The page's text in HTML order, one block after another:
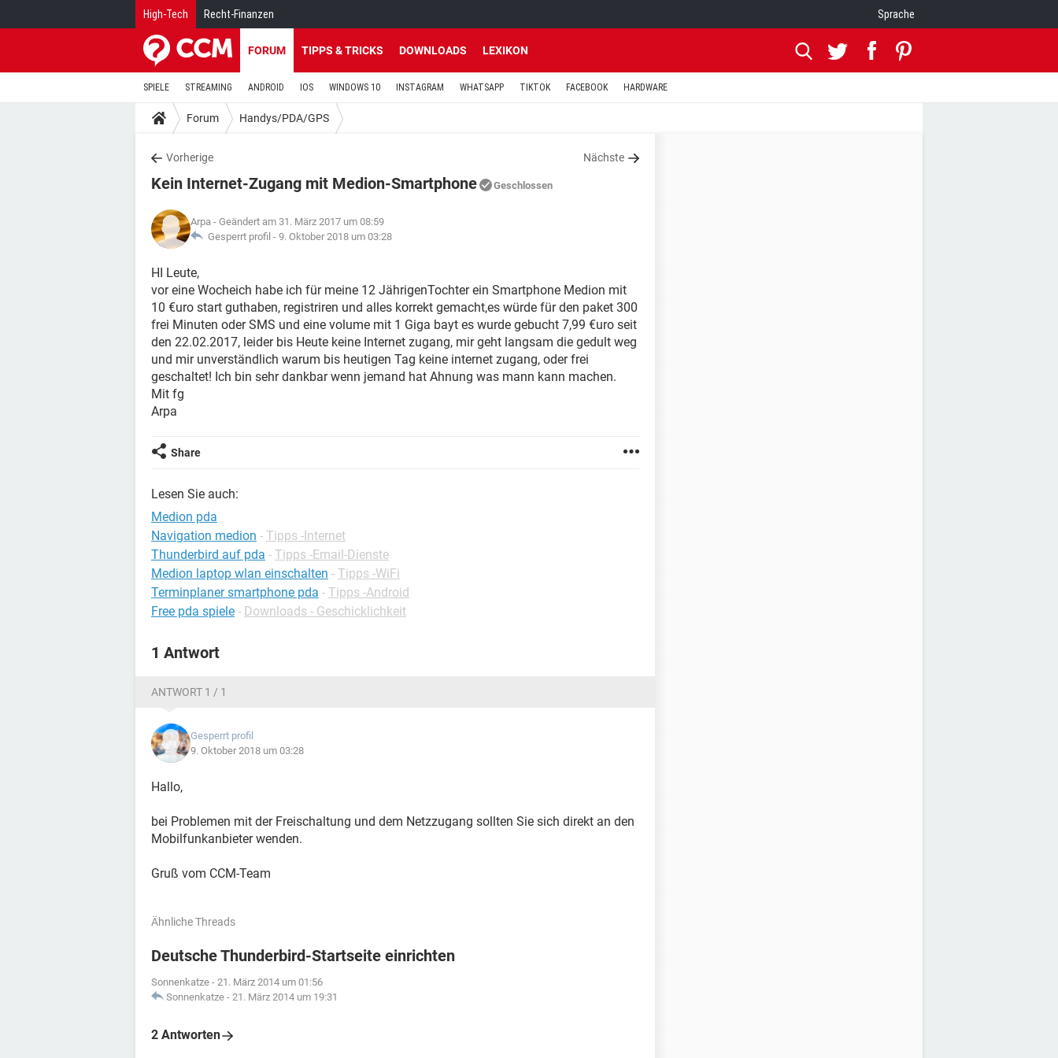
High-Tech Recht-Finanzen Sprache
FORUM TIPPS & TRICKS DOWNLOADS LEXIKON
SPIELE STREAMING ANDROID IOS WINDOWS 10 INSTAGRAM WHATSAPP TIKTOK FACEBOOK HARDWARE
Forum Handys/PDA/GPS
Vorherige Nächste
Kein Internet-Zugang mit Medion-Smartphone Geschlossen
Arpa - Geändert am 31. März 2017 um 08:59
Gesperrt profil - 9. Oktober 2018 um 03:28
HI Leute,
vor eine Wocheich habe ich für meine 12 JährigenTochter ein Smartphone Medion mit
10 €uro start guthaben, registriren und alles korrekt gemacht,es würde für den paket 300
frei Minuten oder SMS und eine volume mit 1 Giga bayt es wurde gebucht 7,99 €uro seit
den 22.02.2017, leider bis Heute keine Internet zugang, mir geht langsam die gedult weg
und mir unverständlich warum bis heutigen Tag keine internet zugang, oder frei
geschaltet! Ich bin sehr dankbar wenn jemand hat Ahnung was mann kann machen.
Mit fg
Arpa
Share
Lesen Sie auch:
Medion pda
Navigation medion - Tipps -Internet
Thunderbird auf pda - Tipps -Email-Dienste
Medion laptop wlan einschalten - Tipps -WiFi
Terminplaner smartphone pda - Tipps -Android
Free pda spiele - Downloads - Geschicklichkeit
1 Antwort
ANTWORT 1 / 1
Gesperrt profil
9. Oktober 2018 um 03:28
Hallo,
bei Problemen mit der Freischaltung und dem Netzzugang sollten Sie sich direkt an den
Mobilfunkanbieter wenden.
Gruß vom CCM-Team
Ähnliche Threads
Deutsche Thunderbird-Startseite einrichten
Sonnenkatze - 21. März 2014 um 01:56
Sonnenkatze - 21. März 2014 um 19:31
2 Antworten